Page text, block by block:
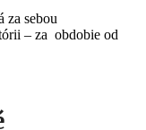
za sebou
– za obdobie od